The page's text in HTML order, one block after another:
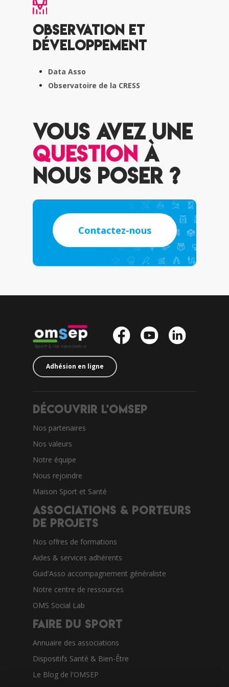
Observation et
développement
Data Asso
Observatoire de la CRESS
Vous avez une
question à
nous poser ?
Contactez-nous
Adhésion en ligne
Découvrir l'OMSEP
Nos partenaires
Nos valeurs
Notre équipe
Nous rejoindre
Maison Sport et Santé
Associations & porteurs
de projets
Nos offres de formations
Aides & services adhérents
Guid'Asso accompagnement généraliste
Notre centre de ressources
OMS Social Lab
Faire du sport
Annuaire des associations
Dispositifs Santé & Bien-Être
Le Blog de l'OMSEP